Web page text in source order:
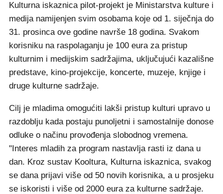
Kulturna iskaznica pilot-projekt je Ministarstva kulture i
medija namijenjen svim osobama koje od 1. siječnja do
31. prosinca ove godine navrše 18 godina. Svakom
korisniku na raspolaganju je 100 eura za pristup
kulturnim i medijskim sadržajima, uključujući kazališne
predstave, kino-projekcije, koncerte, muzeje, knjige i
druge kulturne sadržaje.
Cilj je mladima omogućiti lakši pristup kulturi upravo u
razdoblju kada postaju punoljetni i samostalnije donose
odluke o načinu provođenja slobodnog vremena.
"Interes mladih za program nastavlja rasti iz dana u
dan. Kroz sustav Kooltura, Kulturna iskaznica, svakog
se dana prijavi više od 50 novih korisnika, a u prosjeku
se iskoristi i više od 2000 eura za kulturne sadržaje.